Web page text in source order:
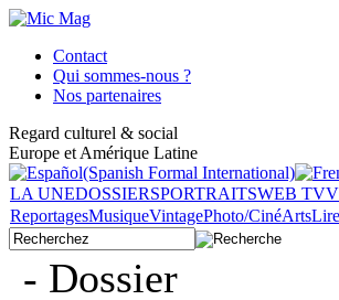
Contact
Qui sommes-nous ?
Nos partenaires
Regard culturel & social
Europe et Amérique Latine
LA UNEDOSSIERSPORTRAITSWEB TV
ReportagesMusiqueVintagePhoto/CinéArtsLire
- Dossier